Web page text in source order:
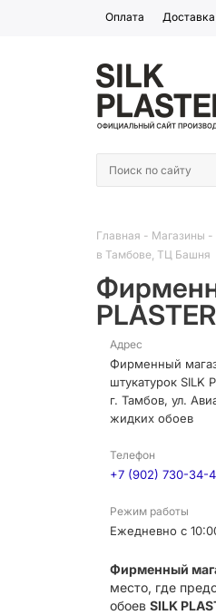
Оплата Доставка
Главная - Магазины -
в Тамбове, ТЦ Башня
Адрес
Фирменный
штукатурок SILK
г. Тамбов, ул.
жидких обоев
Телефон
+7 (902) 730-34-
Режим работы
Ежедневно с
Фирменный
место, где
обоев SILK